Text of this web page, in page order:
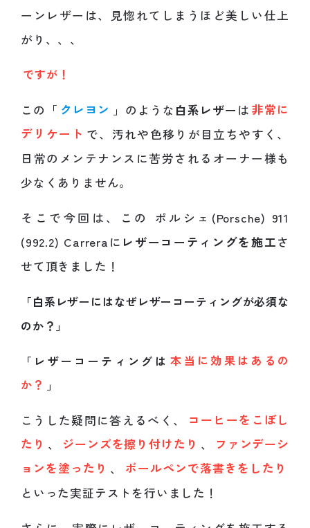
ーンレザーは、見惚れてしまうほど美しい仕上
がり、、、
ですが！
この「 クレヨン 」のような 白系レザー は 非常に
デリケート で、汚れや色移りが目立ちやすく、
日常のメンテナンスに苦労されるオーナー様も
少なくありません。
そこで今回は、この ポルシェ(Porsche) 911
(992.2) Carreraに レザーコーティングを施工さ
せて頂きました！
「白系レザーにはなぜレザーコーティングが必須な
のか？」
「レザーコーティングは 本当に効果はあるの
か？ 」
こうした疑問に答えるべく、
コーヒーをこぼし
たり 、 ジーンズを擦り付けたり 、
ファンデーシ
ョンを塗ったり 、
ボールペンで落書きをしたり
といった実証テストを行いました！